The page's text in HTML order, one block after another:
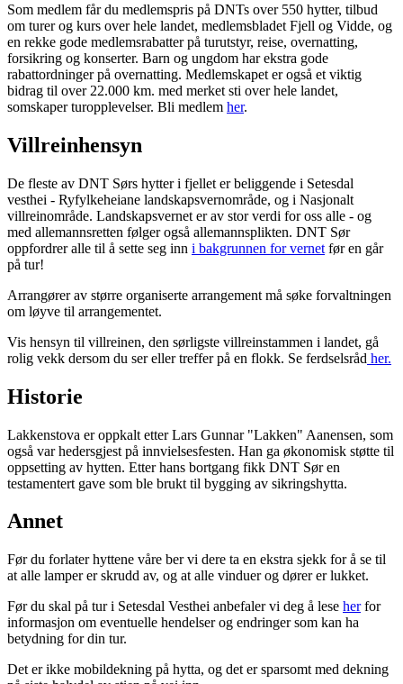
Som medlem får du medlemspris på DNTs over 550 hytter, tilbud
om turer og kurs over hele landet, medlemsbladet Fjell og Vidde, og
en rekke gode medlemsrabatter på turutstyr, reise, overnatting,
forsikring og konserter. Barn og ungdom har ekstra gode
rabattordninger på overnatting. Medlemskapet er også et viktig
bidrag til over 22.000 km. med merket sti over hele landet,
somskaper turopplevelser. Bli medlem her.
Villreinhensyn
De fleste av DNT Sørs hytter i fjellet er beliggende i Setesdal
vesthei - Ryfylkeheiane landskapsvernområde, og i Nasjonalt
villreinområde. Landskapsvernet er av stor verdi for oss alle - og
med allemannsretten følger også allemannsplikten. DNT Sør
oppfordrer alle til å sette seg inn i bakgrunnen for vernet før en går
på tur!
Arrangører av større organiserte arrangement må søke forvaltningen
om løyve til arrangementet.
Vis hensyn til villreinen, den sørligste villreinstammen i landet, gå
rolig vekk dersom du ser eller treffer på en flokk. Se ferdselsråd her.
Historie
Lakkenstova er oppkalt etter Lars Gunnar "Lakken" Aanensen, som
også var hedersgjest på innvielsesfesten. Han ga økonomisk støtte til
oppsetting av hytten. Etter hans bortgang fikk DNT Sør en
testamentert gave som ble brukt til bygging av sikringshytta.
Annet
Før du forlater hyttene våre ber vi dere ta en ekstra sjekk for å se til
at alle lamper er skrudd av, og at alle vinduer og dører er lukket.
Før du skal på tur i Setesdal Vesthei anbefaler vi deg å lese herfor
informasjon om eventuelle hendelser og endringer som kan ha
betydning for din tur.
Det er ikke mobildekning på hytta, og det er sparsomt med dekning